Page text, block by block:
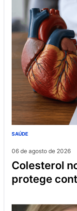
SAÚDE
06 de agosto de 2026
colesterol normal nem sempre
protege